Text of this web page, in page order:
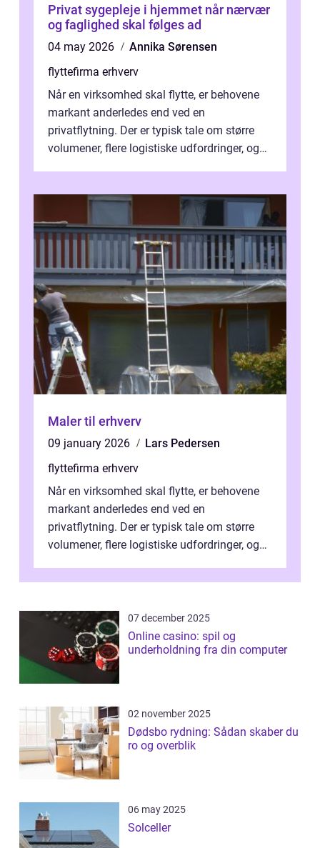
Privat sygepleje i hjemmet når nærvær
og faglighed skal følges ad
04 may 2026
Annika Sørensen
flyttefirma erhverv
Når en virksomhed skal flytte, er behovene
markant anderledes end ved en
privatflytning. Der er typisk tale om større
volumener, flere logistiske udfordringer, og
Maler til erhverv
09 january 2026
Lars Pedersen
flyttefirma erhverv
Når en virksomhed skal flytte, er behovene
markant anderledes end ved en
privatflytning. Der er typisk tale om større
volumener, flere logistiske udfordringer, og
07 december 2025
Online casino: spil og
underholdning fra din computer
02 november 2025
Dødsbo rydning: Sådan skaber du
ro og overblik
06 may 2025
Solceller